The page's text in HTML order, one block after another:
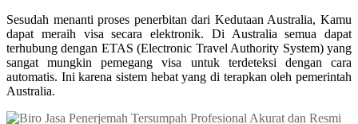
Sesudah menanti proses penerbitan dari Kedutaan Australia, Kamu
dapat meraih visa secara elektronik. Di Australia semua dapat
terhubung dengan ETAS (Electronic Travel Authority System) yang
sangat mungkin pemegang visa untuk terdeteksi dengan cara
automatis. Ini karena sistem hebat yang di terapkan oleh pemerintah
Australia.